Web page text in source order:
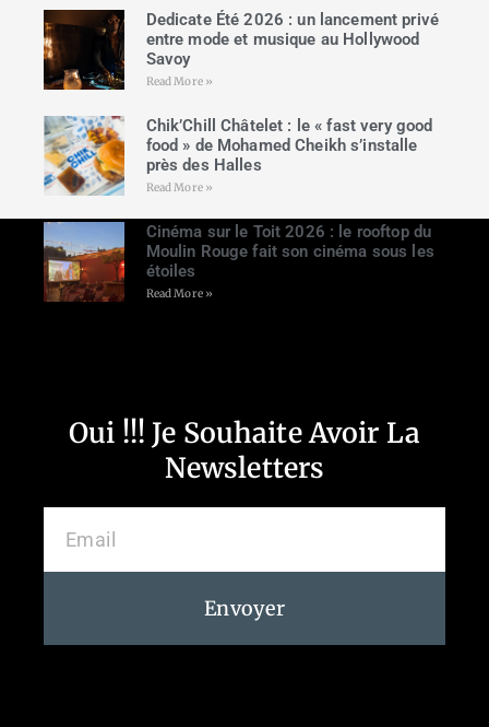
Dedicate Été 2026 : un lancement privé
entre mode et musique au Hollywood
Savoy
Read More »
Chik’Chill Châtelet : le « fast very good
food » de Mohamed Cheikh s’installe
près des Halles
Read More »
Cinéma sur le Toit 2026 : le rooftop du
Moulin Rouge fait son cinéma sous les
étoiles
Read More »
Oui !!! Je Souhaite Avoir La
Newsletters
Envoyer